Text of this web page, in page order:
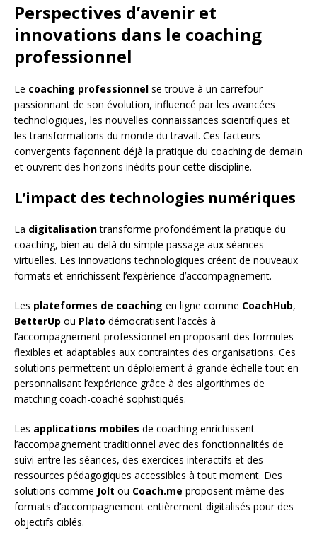
Perspectives d’avenir et
innovations dans le coaching
professionnel
Le coaching professionnel se trouve à un carrefour
passionnant de son évolution, influencé par les avancées
technologiques, les nouvelles connaissances scientifiques et
les transformations du monde du travail. Ces facteurs
convergents façonnent déjà la pratique du coaching de demain
et ouvrent des horizons inédits pour cette discipline.
L’impact des technologies numériques
La digitalisationtransforme profondément la pratique du
coaching, bien au-delà du simple passage aux séances
virtuelles. Les innovations technologiques créent de nouveaux
formats et enrichissent l’expérience d’accompagnement.
Les plateformes de coaching en ligne comme CoachHub,
BetterUp ou Plato démocratisent l’accès à
l’accompagnement professionnel en proposant des formules
flexibles et adaptables aux contraintes des organisations. Ces
solutions permettent un déploiement à grande échelle tout en
personnalisant l’expérience grâce à des algorithmes de
matching coach-coaché sophistiqués.
Les applications mobiles de coaching enrichissent
l’accompagnement traditionnel avec des fonctionnalités de
suivi entre les séances, des exercices interactifs et des
ressources pédagogiques accessibles à tout moment. Des
solutions comme Jolt ou Coach.me proposent même des
formats d’accompagnement entièrement digitalisés pour des
objectifs ciblés.